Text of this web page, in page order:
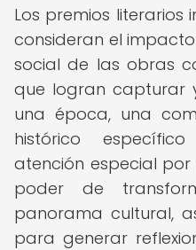
Los premios literarios
consideran el
social de las obras
que logran capturar
una época, una
histórico
atención especial
poder de
panorama cultural,
para generar